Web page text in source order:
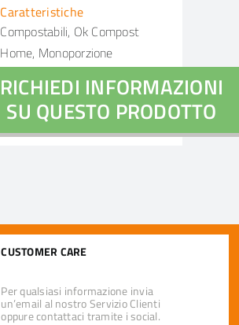
Caratteristiche
Compostabili, Ok Compost
Home, Monoporzione
Dimensioni
Misura aperto/ø base
RICHIEDI INFORMAZIONI
SU QUESTO PRODOTTO
CUSTOMER CARE
Per qualsiasi informazione invia
un’email al nostro Servizio Clienti
oppure contattaci tramite i social.